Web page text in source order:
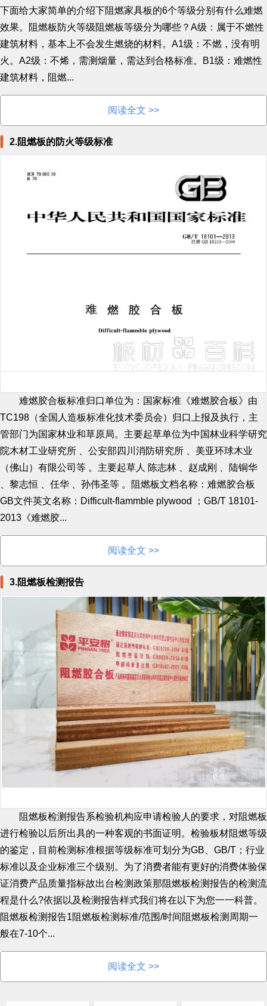
下面给大家简单的介绍下阻燃家具板的6个等级分别有什么难燃
效果。阻燃板防火等级阻燃板等级分为哪些？A级：属于不燃性
建筑材料，基本上不会发生燃烧的材料。A1级：不燃，没有明
火。A2级：不烯，需测烟量，需达到合格标准。B1级：难燃性
建筑材料，阻燃...
阅读全文 >>
2.阻燃板的防火等级标准
难燃胶合板标准归口单位为：国家标准《难燃胶合板》由
TC198（全国人造板标准化技术委员会）归口上报及执行，主
管部门为国家林业和草原局。主要起草单位为中国林业科学研究
院木材工业研究所 、公安部四川消防研究所 、美亚环球木业
（佛山）有限公司等 。主要起草人 陈志林 、赵成刚 、陆铜华
、黎志恒 、任华 、孙伟圣等 。阻燃板文档名称：难燃胶合板
GB文件英文名称：Difficult-flammble plywood ；GB/T 18101-
2013《难燃胶...
阅读全文 >>
3.阻燃板检测报告
阻燃板检测报告系检验机构应申请检验人的要求，对阻燃板
进行检验以后所出具的一种客观的书面证明。检验板材阻燃等级
的鉴定，目前检测标准根据等级标准可划分为GB、GB/T；行业
标准以及企业标准三个级别。为了消费者能有更好的消费体验保
证消费产品质量指标故出台检测政策那阻燃板检测报告的检测流
程是什么?依据以及检测报告样式我们将在以下为您一一科普。
阻燃板检测报告1阻燃板检测标准/范围/时间阻燃板检测周期一
般在7-10个...
阅读全文 >>